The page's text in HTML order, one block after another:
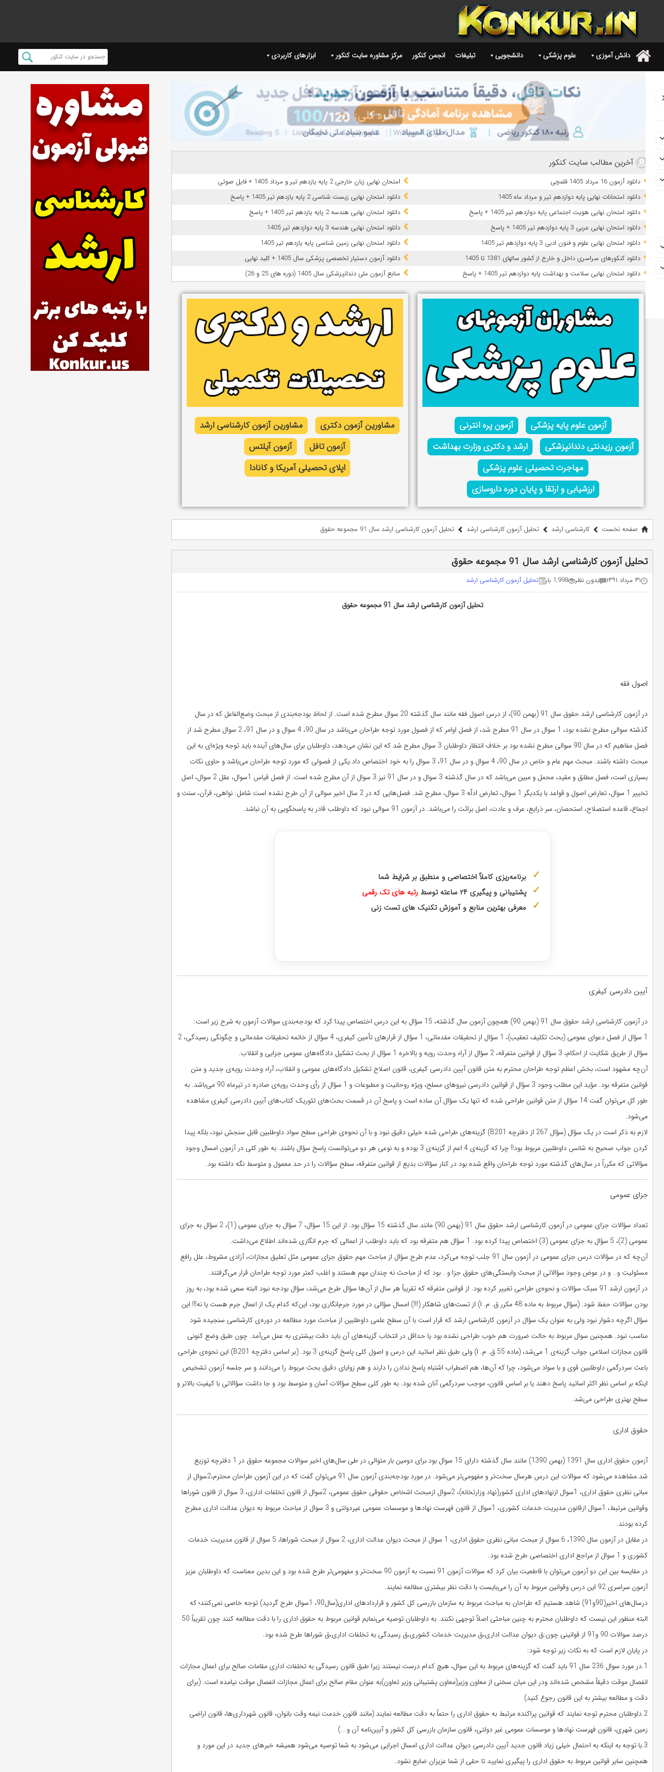
. دانش آموزی علوم پزشکی دانشجویی تبلیغات انجمن کنکور مرکز مشاوره سایت کنکور ابزارهای کاربردی
آخرین مطالب سایت کنکور
دانلود آزمون 16 مرداد 1405 قلمچی
امتحان نهایی زبان خارجی 2 پایه یازدهم تیر و مرداد 1405 + فایل صوتی
دانلود امتحانات نهایی پایه دوازدهم تیر و مرداد ماه 1405
دانلود امتحان نهایی زیست شناسی 2 پایه یازدهم تیر 1405 + پاسخ
دانلود امتحان نهایی هویت اجتماعی پایه دوازدهم تیر 1405 + پاسخ
دانلود امتحان نهایی هندسه 2 پایه یازدهم تیر 1405 + پاسخ
دانلود امتحان نهایی عربی 3 پایه دوازدهم تیر 1405 + پاسخ
دانلود امتحان نهایی هندسه 3 پایه دوازدهم تیر 1405
دانلود امتحان نهایی علوم و فنون ادبی 3 پایه دوازدهم تیر 1405
دانلود امتحان نهایی زمین شناسی پایه یازدهم تیر 1405
دانلود کنکورهای سراسری داخل و خارج از کشور سالهای 1381 تا 1405
دانلود آزمون دستیار تخصصی پزشکی سال 1405 + کلید نهایی
دانلود امتحان نهایی سلامت و بهداشت پایه دوازدهم تیر 1405 + پاسخ
ﻣﻨﺎﺑﻊ آزﻣﻮن ﻣﻠﯽ دندانپزشکی سال 1405 (دوره های 25 و 26)
آزمون علوم پایه پزشکی
آزمون پره انترنی
آزمون رزیدنتی دندانپزشکی
ارشد و دکتری وزارت بهداشت
مهاجرت تحصیلی علوم پزشکی
ارزشیابی و ارتقا و پایان دوره داروسازی
مشاورین آزمون دکتری
مشاورین آزمون کارشناسی ارشد
آزمون تافل
آزمون آیلتس
اپلای تحصیلی آمریکا و کانادا
صفحه نخست کارشناسی ارشد تحلیل آزمون کارشناسی ارشد تحلیل آزمون کارشناسی ارشد سال 91 مجموعه حقوق
تحلیل آزمون کارشناسی ارشد سال 91 مجموعه حقوق
۳۱ مرداد ۱۳۹۱ بدون نظر 1,998 بار تحلیل آزمون کارشناسی ارشد
تحلیل آزمون کارشناسی ارشد سال 91 مجموعه حقوق
اصول فقه
در آزمون کارشناسی ارشد حقوق سال 91 (بهمن 90)، از درس اصول فقه مانند سال گذشته 20 سوال مطرح شده است. از لحاظ بودجه‌بندی از مبحث وضع‌الفاعل که در سال
گذشته سوالی مطرح نشده بود، 1 سوال در سال 91 مطرح شد، از فصل اوامر که از فصول مورد توجه طراحان می‌باشد در سال 90، 4 سوال و در سال 91، 2 سوال مطرح شد از
فصل مفاهیم که در سال 90 سوالی مطرح نشده بود بر خلاف انتظار داوطلبان 3 سوال مطرح شد که این نشان می‌دهد، داوطلبان برای سال‌های آینده باید توجه ویژه‌ای به این
مبحث داشته‌ باشند. مبحث مهم عام و خاص در سال 90، 4 سوال و در سال 91، 3 سوال را به خود اختصاص داد.یکی از فصولی که مورد توجه طراحان می‌باشد و حاوی نکات
بسیاری است، فصل مطلق و مقید، محمل و مبین می‌باشد که در سال گذشته 3 سوال و در سال 91 نیز 3 سوال از آن مطرح شده است. از فصل قیاس 1سوال، عقل 2 سوال، اصل
تخییر 1 سوال، تعارض اصول و قواعد با یکدیگر 1 سوال، تعارض ادلّه 3 سوال، مطرح شد. فصل‌هایی که در 2 سال اخیر سوالی از آن طرح نشده است شامل: نواهی، قرآن، سنت و
اجماع، قاعده استصلاح، استحصان، سر ذرایع، عرف و عادت، اصل برائت را می‌باشد. در آزمون 91 سوالی نبود که داوطلب قادر به پاسخگویی به آن نباشد.
برنامه‌ریزی کاملاً اختصاصی و منطبق بر شرایط شما
پشتیبانی و پیگیری ۲۴ ساعته توسط
رتبه‌ های تک رقمی
معرفی بهترین منابع و آموزش تکنیک های تست زنی
آیین دادرسی کیفری
در آزمون کارشناسی ارشد حقوق سال 91 (بهمن 90) همچون آزمون سال گذشته، 15 سؤال به این درس اختصاص پیدا کرد که بودجه‌بندی سوالات آزمون به شرح زیر است:
1 سؤال از فصل دعوای عمومی (بحث تکلیف تعقیب)، 1 سؤال از تحقیقات مقدماتی، 1 سؤال از قرارهای تأمین کیفری، 4 سؤال از خاتمه تحقیقات مقدماتی و چگونگی رسیدگی، 2
سؤال از طریق شکایت از احکام، 3 سؤال از قوانین متفرقه، 2 سؤال از آراء وحدت رویه و بالاخره 1 سؤال از بحث تشکیل دادگاه‌های عمومی جزایی و انقلاب.
آن‌چه مشهود است، بخش اعظم توجه طراحان محترم به متن قانون آیین دادرسی کیفری، قانون اصلاح تشکیل دادگاه‌های عمومی و انقلاب، آراء وحدت رویه‌ی جدید و متن
قوانین متفرقه بود. مؤید این مطلب وجود 3 سؤال از قوانین دادرسی نیروهای مسلح، ویژه روحانیت و مطبوعات و 1 سؤال از رأی وحدت رویه‌ی صادره در تیرماه 90 می‌باشد. به
طور کل می‌توان گفت 14 سؤال از متن قوانین طراحی شده که تنها یک سؤال آن ساده است و پاسخ آن در قسمت بحث‌های تئوریک کتاب‌های آیین دادرسی کیفری مشاهده
می‌شود.
لازم به ذکر است در یک سؤال (سؤال 267 از دفترچه B201) گزینه‌های طراحی شده خیلی دقیق نبود و با آن نحوه‌ی طراحی سطح سواد داوطلبین قابل سنجش نبود، بلکه پیدا
کردن جواب صحیح به شانس داوطلبین مربوط بود!! چرا که گزینه‌ی 4 اعم از گزینه‌ی 3 بوده و به نوعی هر دو می‌توانست پاسخ سؤال باشند. به طور کلی در آزمون امسال وجود
سؤالاتی که مکرراً در سال‌های گذشته مورد توجه طراحان واقع شده بود در کنار سؤالات بدیع از قوانین متفرقه، سطح سؤالات را در حد معمول و متوسط نگه داشته بود.
جزای عمومی
تعداد سؤالات جزای عمومی در آزمون کارشناسی ارشد حقوق سال 91 (بهمن 90) مانند سال گذشته 15 سؤال بود. از این 15 سؤال، 7 سؤال به جزای عمومی (1)، 2 سؤال به جزای
عمومی (2)، 5 سؤال به جزای عمومی (3) اختصاص پیدا کرده بود. 1 سؤال هم متفرقه بود که باید داوطلب از اعمالی که جرم انگاری شده‌اند اطلاع می‌داشت.
آن‌چه که در سؤالات درس جزای عمومی در آزمون سال 91 جلب توجه می‌کرد، عدم طرح سؤال از مباحث مهم حقوق جزای عمومی مثل تعلیق مجازات، آزادی مشروط، علل رافع
مسئولیت و… و در عوض وجود سؤالاتی از مبحث وابستگی‌های حقوق جزا و… بود که از مباحث نه چندان مهم هستند و اغلب کمتر مورد توجه طراحان قرار می‌گرفتند.
در آزمون ارشد 91 سبک سؤالات و نحوه‌ی طراحی تغییر کرده بود. از قوانین متفرقه که تقریباً هر سال از آن‌ها سؤال طرح می‌شد، سؤال بودجه نبود البته سعی شده بود، به روز
بودن سؤالات حفظ شود. (سؤال مربوط به ماده 48 مکرر ق. م. ا) از تست‌های شاهکار (!!!) امسال سؤالی در مورد جرم‌انگاری بود، این‌که کدام یک از اعمال جرم هست یا نه!!! این
سؤال اگرچه دشوار نبود ولی به عنوان یک سؤال در آزمون کارشناسی ارشد که قرار است با آن سطح علمی داوطلبین از مباحث مورد مطالعه در دوره‌ی کارشناسی سنجیده شود
مناسب نبود. همچنین سوال مربوط به حالت ضرورت هم خوب طراحی نشده بود یا حداقل در انتخاب گزینه‌های آن باید دقت بیشتری به عمل می‌آمد. چون طبق وضع کنونی
قانون مجازات اسلامی جواب گزینه‌ی 1 می‌شد، (ماده 55 ق. م. ا) ولی طبق نظر اساتید این درس و اصول کلی پاسخ گزینه‌ی 3 بود. (بر اساس دفترچه B201) این نحوه‌ی طراحی
باعث سردرگمی داوطلبین قوی و با سواد می‌شود، چرا که آن‌ها، هم اضطراب اشتباه پاسخ ندادن را دارند و هم زوایای دقیق بحث مربوط را می‌دانند و سر جلسه آزمون تشخیص
اینکه بر اساس نظر اکثر اساتید پاسخ دهند یا بر اساس قانون، موجب سردرگمی آنان شده بود. به طور کلی سطح سؤالات آسان و متوسط بود و جا داشت سؤالاتی با کیفیت بالاتر و
سطح بهتری طراحی می‌شد.
حقوق اداری
آزمون حقوق اداری سال 1391 (بهمن 1390) مانند سال گذشته دارای 15 سوال بود.برای دومین بار متوالی در طی سال‌های اخیر سوالات مجموعه حقوق در 1 دفترچه توزیع
شد.مشاهده می‌شود که سوالات این درس هرسال سخت‌تر و مفهومی‌تر می‌شود. در مورد بودجه‌بندی آزمون سال 91 می‌توان گفت که در این آزمون طراحان محترم،2سوال از
مبانی نظری حقوق اداری، 1سوال ازنهادهای اداری کشور(نهاد وزارتخانه)، 2سوال ازمبحث اشخاص حقوقی حقوق عمومی، 2سوال از قانون تخلفات اداری، 3 سوال از قانون شوراها
وقوانین مرتبط، 1سوال ازقانون مدیریت خدمات کشوری، 1سوال از قانون فهرست نهادها و موسسات عمومی غیردولتی و 3 سوال از مباحث مربوط به دیوان عدالت اداری مطرح
کرده بودند.
در مقابل در آزمون سال 1390، 6 سوال از مبحث مبانی نظری حقوق اداری، 1 سوال از مبحث دیوان عدالت اداری، 2 سوال از مبحث شوراها، 5 سوال از قانون مدیریت خدمات
کشوری و 1 سوال از مراجع اداری اختصاصی طرح شده بود.
در مقایسه بین این دو آزمون می‌توان با قاطعیت بیان کرد که سوالات آزمون 91 نسبت به آزمون 90 سخت‌تر و مفهومی‌تر طرح شده بود و این بدین معناست که داوطلبان عزیز
آزمون سراسری 92 این درس وقوانین مربوط به آن را می‌بایست با دقت نظر بیشتری مطالعه نمایند.
درسال‌های اخیر(90و91) شاهد هستیم که طراحان به مباحث مربوط به سازمان بازرسی کل کشور و قراردادهای اداری(سال90، 1سوال طرح گردید) توجه خاصی نمی‌کنند؛ که
البته منظور این نیست که داوطلبان محترم به چنین مباحثی اصلاً توجهی نکنند. به داوطلبان توصیه می‌نمایم قوانین مربوط به حقوق اداری را با دقت مطالعه کنند چون تقریباً 50
درصد سوالات 90 و91 از قوانینی چون:ق دیوان عدالت اداری،ق مدیریت خدمات کشوری،ق رسیدگی به تخلفات اداری،ق شوراها طرح شده بود.
در پایان لازم است که به نکات زیر توجه شود:
1.در مورد سوال 236 سال 91 باید گفت که گزینه‌های مربوط به این سوال، هیچ کدام درست نیستند زیرا طبق قانون رسیدگی به تخلفات اداری مقامات صالح برای اعمال مجازات
انفصال موقت دقیقاً مشخص شده‌اند ودر این میان سخنی از معاون وزیر(معاون پشتیبانی وزیر تعاون)به عنوان مقام صالح برای اعمال مجازات انفصال موقت نیامده است. (برای
دقت و مطالعه بیشتر به این قانون رجوع کنید)
2.داوطلبان محترم توجه نمایند که قوانین پراکنده مرتبط به حقوق اداری را حتماً به دقت مطالعه نمایند (مانند قانون خدمت نیمه وقت بانوان، قانون شهرداری‌ها، قانون اراضی
زمین شهری، قانون فهرست نهادها و موسسات عمومی غیر دولتی، قانون سازمان بازرسی کل کشور و آیین‌نامه آن و….)
3.با توجه به اینکه به احتمال خیلی زیاد قانون جدید آیین دادرسی دیوان عدالت اداری امسال اجرایی می‌شود به شما توصیه می‌شود همیشه خبرهای جدید در این مورد و
همچنین سایر قوانین مربوط به حقوق اداری را پیگیری نمایید تا حقی از شما عزیزان ضایع نشود.